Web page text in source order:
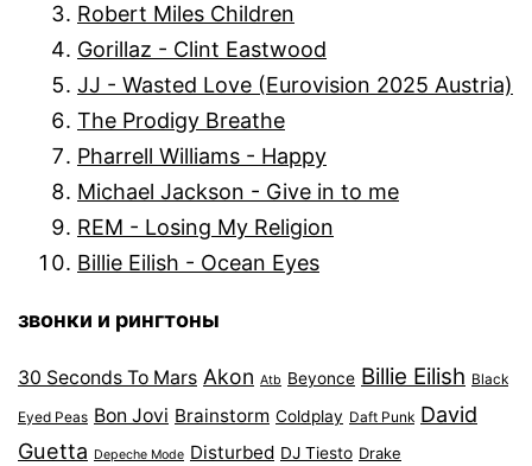
Robert Miles Children
Gorillaz - Clint Eastwood
JJ - Wasted Love (Eurovision 2025 Austria)
The Prodigy Breathe
Pharrell Williams - Happy
Michael Jackson - Give in to me
REM - Losing My Religion
Billie Eilish - Ocean Eyes
звонки и рингтоны
30 Seconds To Mars Akon Atb Beyonce Billie Eilish Black
Eyed Peas Bon Jovi Brainstorm Coldplay Daft Punk David
Guetta Depeche Mode Disturbed DJ Tiesto Drake